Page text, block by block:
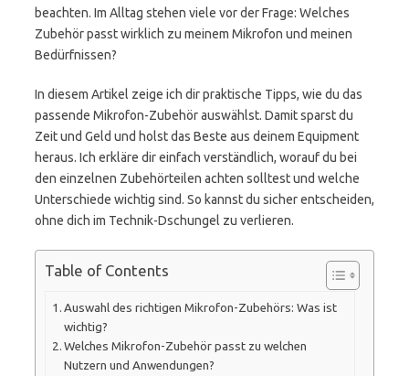
beachten. Im Alltag stehen viele vor der Frage: Welches
Zubehör passt wirklich zu meinem Mikrofon und meinen
Bedürfnissen?
In diesem Artikel zeige ich dir praktische Tipps, wie du das
passende Mikrofon-Zubehör auswählst. Damit sparst du
Zeit und Geld und holst das Beste aus deinem Equipment
heraus. Ich erkläre dir einfach verständlich, worauf du bei
den einzelnen Zubehörteilen achten solltest und welche
Unterschiede wichtig sind. So kannst du sicher entscheiden,
ohne dich im Technik-Dschungel zu verlieren.
Table of Contents
Auswahl des richtigen Mikrofon-Zubehörs: Was ist
wichtig?
Welches Mikrofon-Zubehör passt zu welchen
Nutzern und Anwendungen?